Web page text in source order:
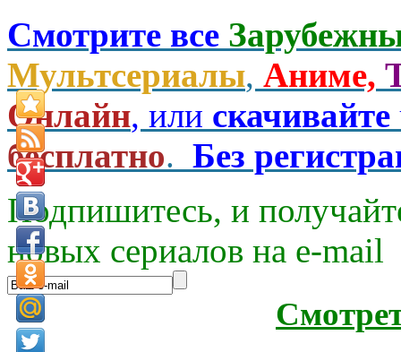
Смотрите все
Мультсериалы, Аниме,
Онлайн, или скачивайте
бесплатно. Без
Подпишитесь, и
новых сериалов на e-mаil